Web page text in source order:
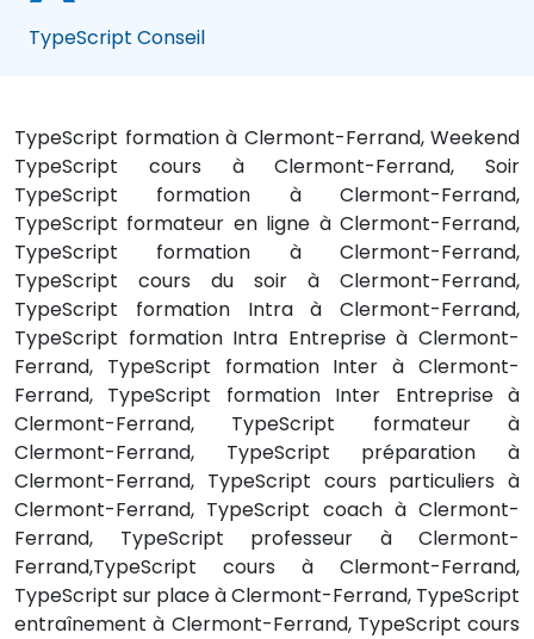
TypeScript Conseil
TypeScript formation à Clermont-Ferrand, Weekend
TypeScript cours à Clermont-Ferrand, Soir
TypeScript formation à Clermont-Ferrand,
TypeScript formateur en ligne à Clermont-Ferrand,
TypeScript formation à Clermont-Ferrand,
TypeScript cours du soir à Clermont-Ferrand,
TypeScript formation Intra à Clermont-Ferrand,
TypeScript formation Intra Entreprise à Clermont-
Ferrand, TypeScript formation Inter à Clermont-
Ferrand, TypeScript formation Inter Entreprise à
Clermont-Ferrand, TypeScript formateur à
Clermont-Ferrand, TypeScript préparation à
Clermont-Ferrand, TypeScript cours particuliers à
Clermont-Ferrand, TypeScript coach à Clermont-
Ferrand, TypeScript professeur à Clermont-
Ferrand,TypeScript cours à Clermont-Ferrand,
TypeScript sur place à Clermont-Ferrand, TypeScript
entraînement à Clermont-Ferrand, TypeScript cours